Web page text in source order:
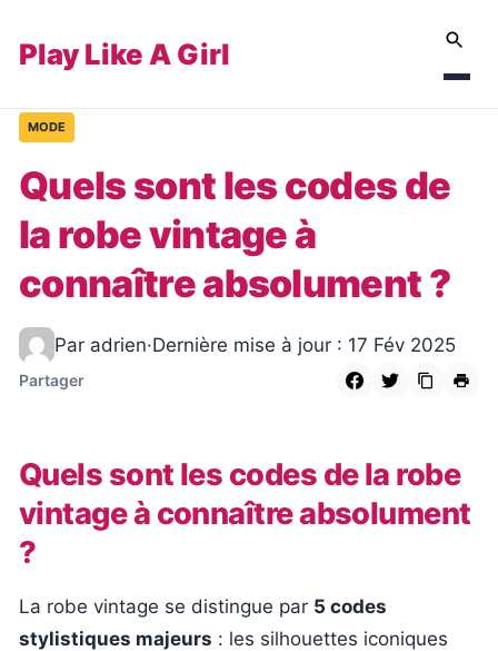
Play Like A Girl
MODE
Quels sont les codes de
la robe vintage à
connaître absolument ?
Par adrien·Dernière mise à jour : 17 Fév 2025
Partager
Quels sont les codes de la robe
vintage à connaître absolument
?
La robe vintage se distingue par 5 codes
stylistiques majeurs : les silhouettes iconiques